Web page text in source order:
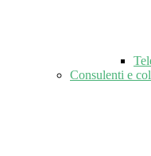
Consulenti e